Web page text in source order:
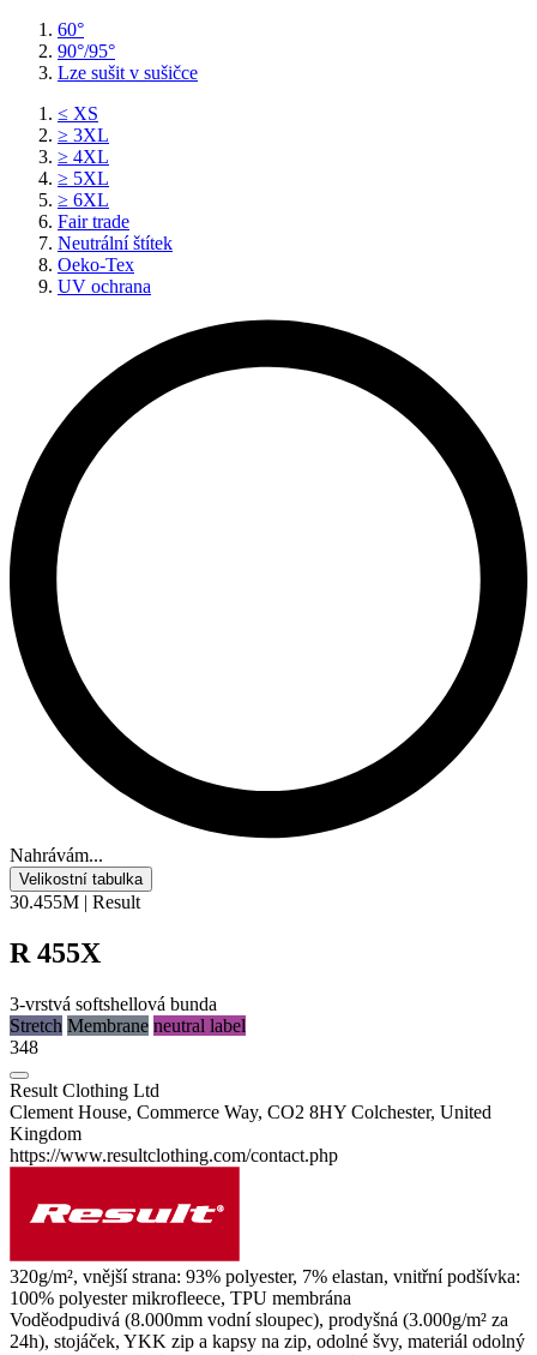
60°
90°/95°
Lze sušit v sušičce
≤ XS
≥ 3XL
≥ 4XL
≥ 5XL
≥ 6XL
Fair trade
Neutrální štítek
Oeko-Tex
UV ochrana
Nahrávám...
Velikostní tabulka
30.455M | Result
R 455X
3-vrstvá softshellová bunda
Stretch Membrane neutral label
348
Result Clothing Ltd
Clement House, Commerce Way, CO2 8HY Colchester, United
Kingdom
https://www.resultclothing.com/contact.php
320g/m², vnější strana: 93% polyester, 7% elastan, vnitřní podšívka:
100% polyestermikrofleece, TPU membrána
Voděodpudivá (8.000mm vodní sloupec), prodyšná (3.000g/m² za
24h), stojáček, YKK zip a kapsy na zip, odolné švy, materiál odolný